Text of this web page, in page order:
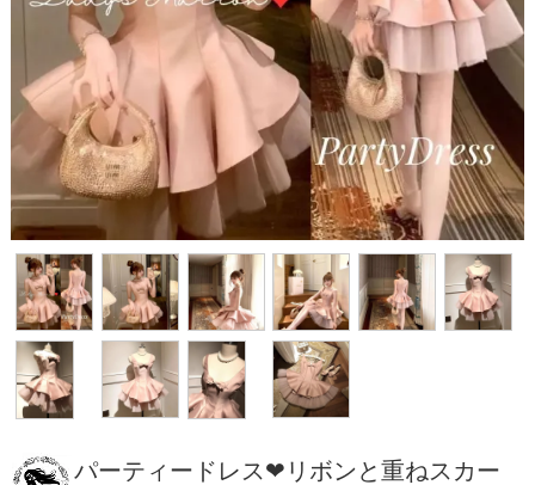
パーティードレス❤リボンと重ねスカー